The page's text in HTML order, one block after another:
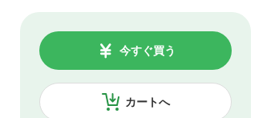
カートへ
今すぐ買う